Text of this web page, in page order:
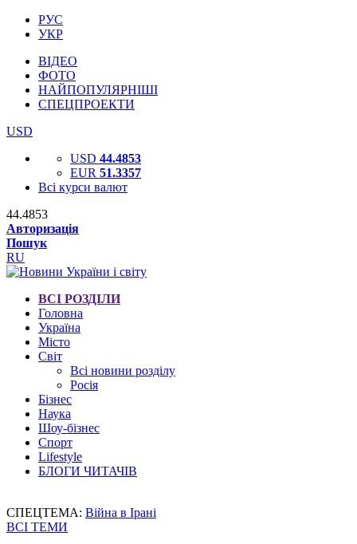
РУС
УКР
ВІДЕО
ФОТО
НАЙПОПУЛЯРНІШІ
СПЕЦПРОЕКТИ
USD
USD 44.4853
EUR 51.3357
Всі курси валют
44.4853
Авторизація
Пошук
RU
ВСІ РОЗДІЛИ
Головна
Україна
Місто
Світ
Всі новини розділу
Росія
Бізнес
Наука
Шоу-бізнес
Спорт
Lifestyle
БЛОГИ ЧИТАЧІВ
СПЕЦТЕМА: Війна в Ірані
ВСІ ТЕМИ